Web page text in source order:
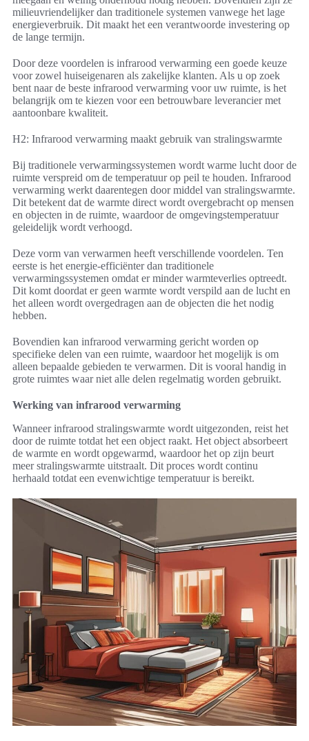
milieuvriendelijker dan traditionele systemen vanwege het lage
energieverbruik. Dit maakt het een verantwoorde investering op
de lange termijn.
Door deze voordelen is infrarood verwarming een goede keuze
voor zowel huiseigenaren als zakelijke klanten. Als u op zoek
bent naar de beste infrarood verwarming voor uw ruimte, is het
belangrijk om te kiezen voor een betrouwbare leverancier met
aantoonbare kwaliteit.
H2: Infrarood verwarming maakt gebruik van stralingswarmte
Bij traditionele verwarmingssystemen wordt warme lucht door de
ruimte verspreid om de temperatuur op peil te houden. Infrarood
verwarming werkt daarentegen door middel van stralingswarmte.
Dit betekent dat de warmte direct wordt overgebracht op mensen
en objecten in de ruimte, waardoor de omgevingstemperatuur
geleidelijk wordt verhoogd.
Deze vorm van verwarmen heeft verschillende voordelen. Ten
eerste is het energie-efficiënter dan traditionele
verwarmingssystemen omdat er minder warmteverlies optreedt.
Dit komt doordat er geen warmte wordt verspild aan de lucht en
het alleen wordt overgedragen aan de objecten die het nodig
hebben.
Bovendien kan infrarood verwarming gericht worden op
specifieke delen van een ruimte, waardoor het mogelijk is om
alleen bepaalde gebieden te verwarmen. Dit is vooral handig in
grote ruimtes waar niet alle delen regelmatig worden gebruikt.
Werking van infrarood verwarming
Wanneer infrarood stralingswarmte wordt uitgezonden, reist het
door de ruimte totdat het een object raakt. Het object absorbeert
de warmte en wordt opgewarmd, waardoor het op zijn beurt
meer stralingswarmte uitstraalt. Dit proces wordt continu
herhaald totdat een evenwichtige temperatuur is bereikt.